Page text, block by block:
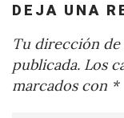
DEJA UNA
Tu dirección
publicada. Los
marcados con *